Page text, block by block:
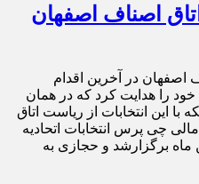
اصناف اصفهان
در آخرین اقدام
خود را هدایت کرد که در همان
با این انتخابات از ریاست اتاق
چی پرس انتخابات اتحادیه
برگزارشد و حجازی به